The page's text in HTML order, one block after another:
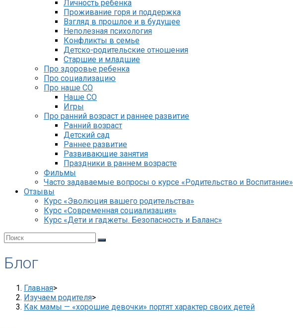
Личность ребенка
Проживание горя и поддержка
Взгляд в прошлое и в будущее
Неполезная психология
Конфликты в семье
Детско-родительские отношения
Старшие и младшие
Про здоровье ребенка
Про социализацию
Про наше СО
Наше СО
Игры
Про ранний возраст и раннее развитие
Ранний возраст
Детский сад
Раннее развитие
Развивающие занятия
Праздники в раннем возрасте
Фильмы
Часто задаваемые вопросы о курсе «Родительство и Воспитание»
Отзывы
Курс «Эволюция вашего родительства»
Курс «Современная социализация»
Курс «Дети и гаджеты. Безопасность и Баланс»
Блог
Главная>
Изучаем родителя>
Как мамы — «хорошие девочки» портят характер своих детей